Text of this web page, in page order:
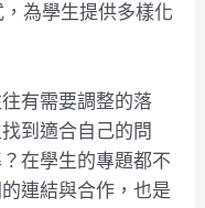
為學生提供多樣化
有需要調整的落
到適合自己的問
在學生的專題都不
連結與合作，也是